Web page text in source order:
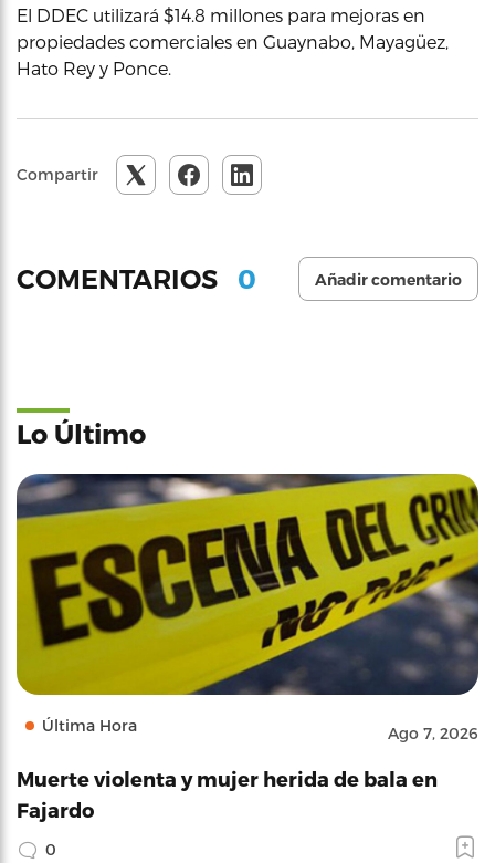
El DDEC utilizará $14.8 millones para mejoras en
propiedades comerciales en Guaynabo, Mayagüez,
Hato Rey y Ponce.
Compartir
COMENTARIOS 0 Añadir comentario
Lo Último
Última Hora Ago 7, 2026
Muerte violenta y mujer herida de bala en
Fajardo
0